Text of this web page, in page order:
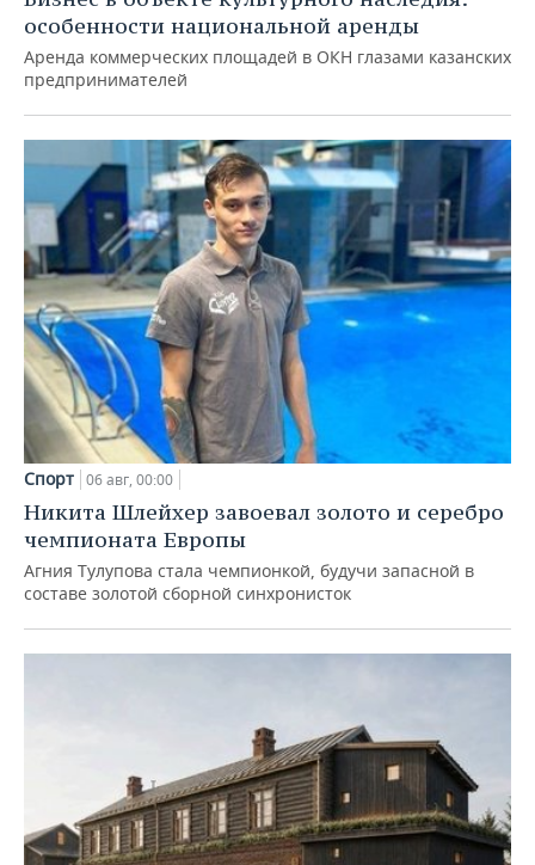
особенности национальной аренды
Аренда коммерческих площадей в ОКН глазами казанских
предпринимателей
Спорт 06 авг, 00:00
Никита Шлейхер завоевал золото и серебро
чемпионата Европы
Агния Тулупова стала чемпионкой, будучи запасной в
составе золотой сборной синхронисток